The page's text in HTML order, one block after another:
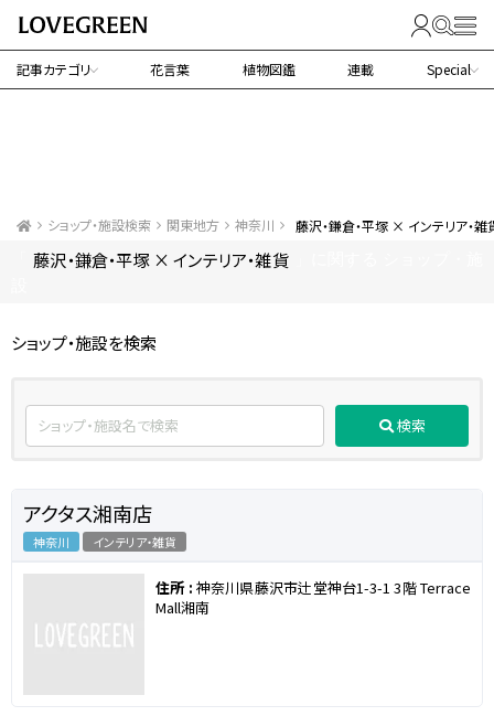
記事カテゴリ 花言葉 植物図鑑 連載 Special
ショップ・施設検索 関東地方 神奈川
藤沢・鎌倉・平塚 × インテリア・雑
藤沢・鎌倉・平塚 × インテリア・雑貨
ショップ・施設を検索
検索
アクタス湘南店
神奈川 インテリア・雑貨
住所 : 神奈川県藤沢市辻堂神台1-3-1 3階 Terrace
Mall湘南